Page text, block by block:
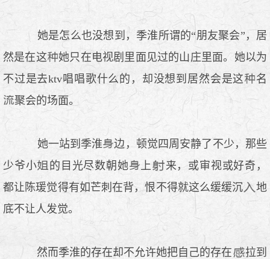
她是怎么也没想到，季淮所谓的“朋友聚会”，居
然是在这
她只在电视剧里面见过的山庄里面。她以为
不过是去ktv唱唱歌什么的，却没想到居然会是这
名
聚会的场面。
她一站到季淮
边，顿觉四周安静了不少，那些
少爷小
的目光尽数朝她 上
来，或审视或好奇，
都让陈瑗觉得有如芒刺在背，恨不得就这么缓缓沉
地
底不让人发觉。
然而季淮的存在却不允许她把自己的存在
拉到